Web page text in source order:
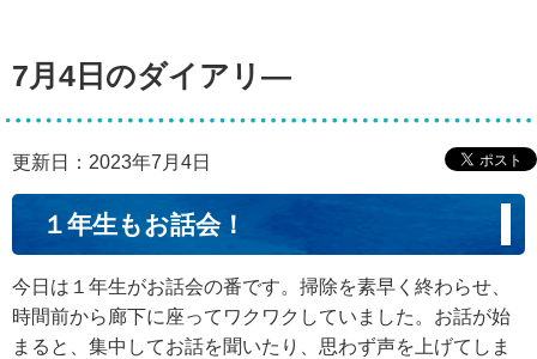
7月4日のダイアリ―
更新日：2023年7月4日
１年生もお話会！
今日は１年生がお話会の番です。掃除を素早く終わらせ、
時間前から廊下に座ってワクワクしていました。お話が始
まると、集中してお話を聞いたり、思わず声を上げてしま